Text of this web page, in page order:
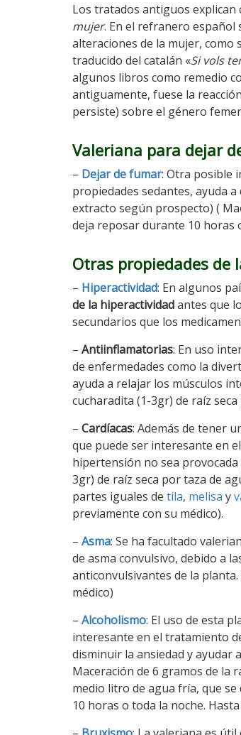
Los tratados antiguos explican
mujer. En el refranero
alteraciones de la mujer, como
traducido del catalán «Si vols
algunos libros como remedio
antiguamente, fuese la
persiste) sobre el género
Valeriana para dejar
– Dejar de fumar: Otra posible
propiedades sedantes, ayuda
extracto según prospecto) (
deja reposar durante 10 horas
Otras propiedades de
– Hiperactividad: En algunos
de la hiperactividadantes que
secundarios que los
– Antiinflamatorias: En uso
de enfermedades como la
ayuda a relajar los músculos
cucharadita (1-3gr) de raíz
– Cardíacas: Además de tener
que puede ser interesante en
hipertensión no sea
3gr) de raíz seca por taza de
partes iguales de tila, melisa y
previamente con su médico).
– Asma: Se ha facultado
de asma convulsivo, debido a
anticonvulsivantes de la
médico)
– Alcoholismo: El uso de esta
interesante en el tratamiento
disminuir la ansiedad y ayudar
Maceración de 6 gramos de la
medio litro de agua fría, que
10 horas o toda la noche.